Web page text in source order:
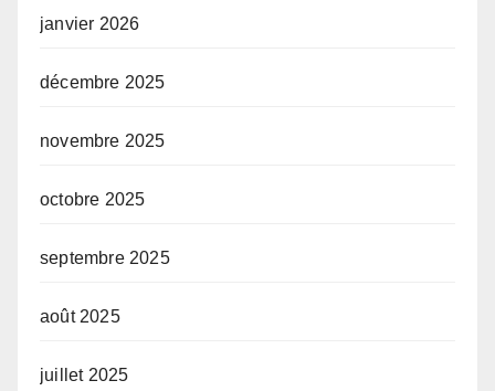
janvier 2026
décembre 2025
novembre 2025
octobre 2025
septembre 2025
août 2025
juillet 2025